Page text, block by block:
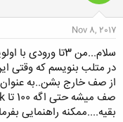
ه
م
و
ض
و
ع
ع
Nov 8, 2017
سلام...من 3تا
از صف خارج بشن..به عنوان
بقیه....ممکنه راهنمایی